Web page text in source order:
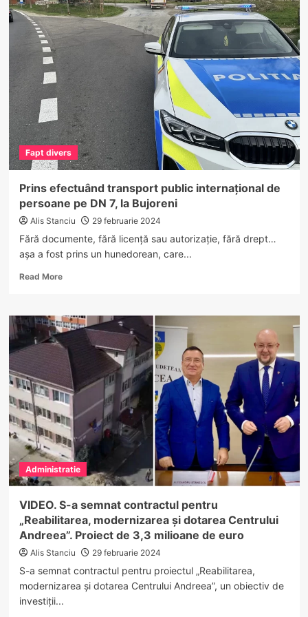
arestați
Vâlcea
după
ce
au
agresat
un
bărbat
Fapt divers
Prins efectuând transport public internațional de
persoane pe DN 7, la Bujoreni
Alis Stanciu 29 februarie 2024
Fără documente, fără licență sau autorizație, fără drept…
așa a fost prins un hunedorean, care...
Read MoreRead
Prins
efectuând
transport
public
internațional
de
persoane
pe
DN
7,
la
Bujoreni
Administratie
VIDEO. S-a semnat contractul pentru
„Reabilitarea, modernizarea și dotarea Centrului
Andreea”. Proiect de 3,3 milioane de euro
Alis Stanciu 29 februarie 2024
S-a semnat contractul pentru proiectul „Reabilitarea,
modernizarea și dotarea Centrului Andreea”, un obiectiv de
investiții...